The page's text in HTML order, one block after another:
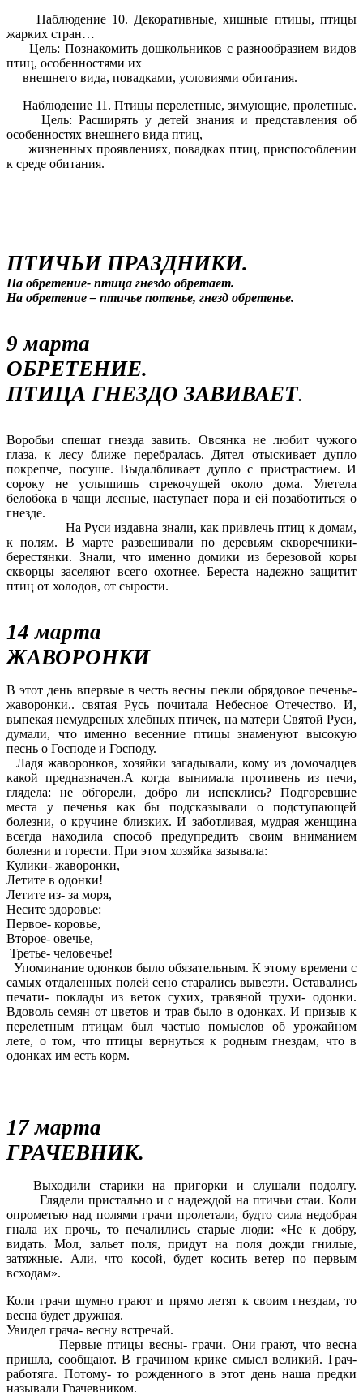
Наблюдение 10. Декоративные, хищные птицы, птицы
жарких стран…
Цель: Познакомить дошкольников с разнообразием видов
птиц, особенностями их
внешнего вида, повадками, условиями обитания.
Наблюдение 11. Птицы перелетные, зимующие, пролетные.
Цель: Расширять у детей знания и представления об
особенностях внешнего вида птиц,
жизненных проявлениях, повадках птиц, приспособлении
к среде обитания.
ПТИЧЬИ ПРАЗДНИКИ.
На обретение- птица гнездо обретает.
На обретение – птичье потенье, гнезд обретенье.
9 марта
ОБРЕТЕНИЕ.
ПТИЦА ГНЕЗДО ЗАВИВАЕТ.
Воробьи спешат гнезда завить. Овсянка не любит чужого
глаза, к лесу ближе перебралась. Дятел отыскивает дупло
покрепче, посуше. Выдалбливает дупло с пристрастием. И
сороку не услышишь стрекочущей около дома. Улетела
белобока в чащи лесные, наступает пора и ей позаботиться о
гнезде.
На Руси издавна знали, как привлечь птиц к домам,
к полям. В марте развешивали по деревьям скворечники-
берестянки. Знали, что именно домики из березовой коры
скворцы заселяют всего охотнее. Береста надежно защитит
птиц от холодов, от сырости.
14 марта
ЖАВОРОНКИ
В этот день впервые в честь весны пекли обрядовое печенье-
жаворонки.. святая Русь почитала Небесное Отечество. И,
выпекая немудреных хлебных птичек, на матери Святой Руси,
думали, что именно весенние птицы знаменуют высокую
песнь о Господе и Господу.
Ладя жаворонков, хозяйки загадывали, кому из домочадцев
какой предназначен.А когда вынимала противень из печи,
глядела: не обгорели, добро ли испеклись? Подгоревшие
места у печенья как бы подсказывали о подступающей
болезни, о кручине близких. И заботливая, мудрая женщина
всегда находила способ предупредить своим вниманием
болезни и горести. При этом хозяйка зазывала:
Кулики- жаворонки,
Летите в одонки!
Летите из- за моря,
Несите здоровье:
Первое- коровье,
Второе- овечье,
Третье- человечье!
Упоминание одонков было обязательным. К этому времени с
самых отдаленных полей сено старались вывезти. Оставались
печати- поклады из веток сухих, травяной трухи- одонки.
Вдоволь семян от цветов и трав было в одонках. И призыв к
перелетным птицам был частью помыслов об урожайном
лете, о том, что птицы вернуться к родным гнездам, что в
одонках им есть корм.
17 марта
ГРАЧЕВНИК.
Выходили старики на пригорки и слушали подолгу.
Глядели пристально и с надеждой на птичьи стаи. Коли
опрометью над полями грачи пролетали, будто сила недобрая
гнала их прочь, то печалились старые люди: «Не к добру,
видать. Мол, зальет поля, придут на поля дожди гнилые,
затяжные. Али, что косой, будет косить ветер по первым
всходам».
Коли грачи шумно грают и прямо летят к своим гнездам, то
весна будет дружная.
Увидел грача- весну встречай.
Первые птицы весны- грачи. Они грают, что весна
пришла, сообщают. В грачином крике смысл великий. Грач-
работяга. Потому- то рожденного в этот день наша предки
называли Грачевником.